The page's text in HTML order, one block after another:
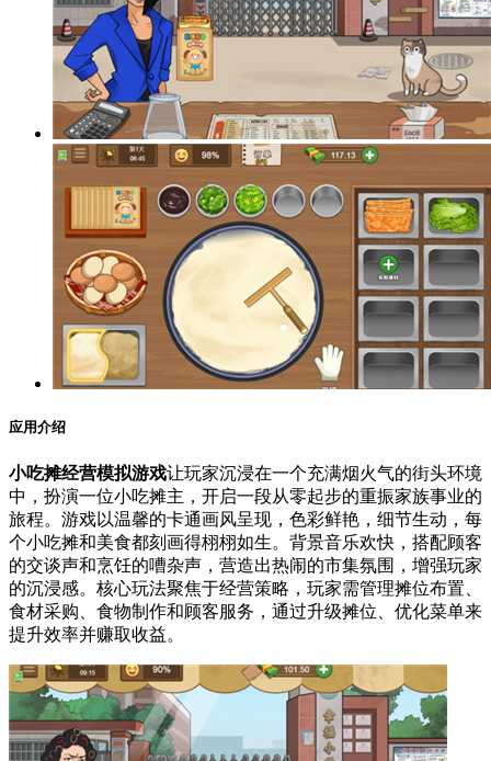
应用介绍
小吃摊经营模拟游戏让玩家沉浸在一个充满烟火气的街头环境
中，扮演一位小吃摊主，开启一段从零起步的重振家族事业的
旅程。游戏以温馨的卡通画风呈现，色彩鲜艳，细节生动，每
个小吃摊和美食都刻画得栩栩如生。背景音乐欢快，搭配顾客
的交谈声和烹饪的嘈杂声，营造出热闹的市集氛围，增强玩家
的沉浸感。核心玩法聚焦于经营策略，玩家需管理摊位布置、
食材采购、食物制作和顾客服务，通过升级摊位、优化菜单来
提升效率并赚取收益。